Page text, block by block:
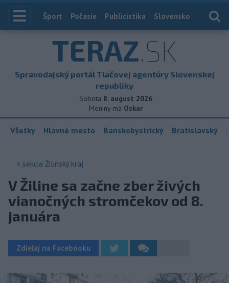
Index
Šport Počasie Publicistika Slovensko
TERAZ.SK
Spravodajský portál Tlačovej agentúry Slovenskej
republiky
Sobota 8. august 2026
Meniny má Oskar
Všetky Hlavné mesto Banskobystrický Bratislavský
< sekcia Žilinský kraj
V Žiline sa začne zber živých
vianočných stromčekov od 8.
januára
Zdieľaj na Facebooku